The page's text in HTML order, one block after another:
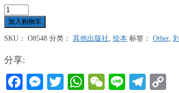
外
婆
的
牵
牛
花
数
量
加入购物车
SKU： O8548 分类： 其他出版社, 绘本 标签： Other,
分享:
Facebook
Messenger
TwitterWhatsApp
WeChat
Line